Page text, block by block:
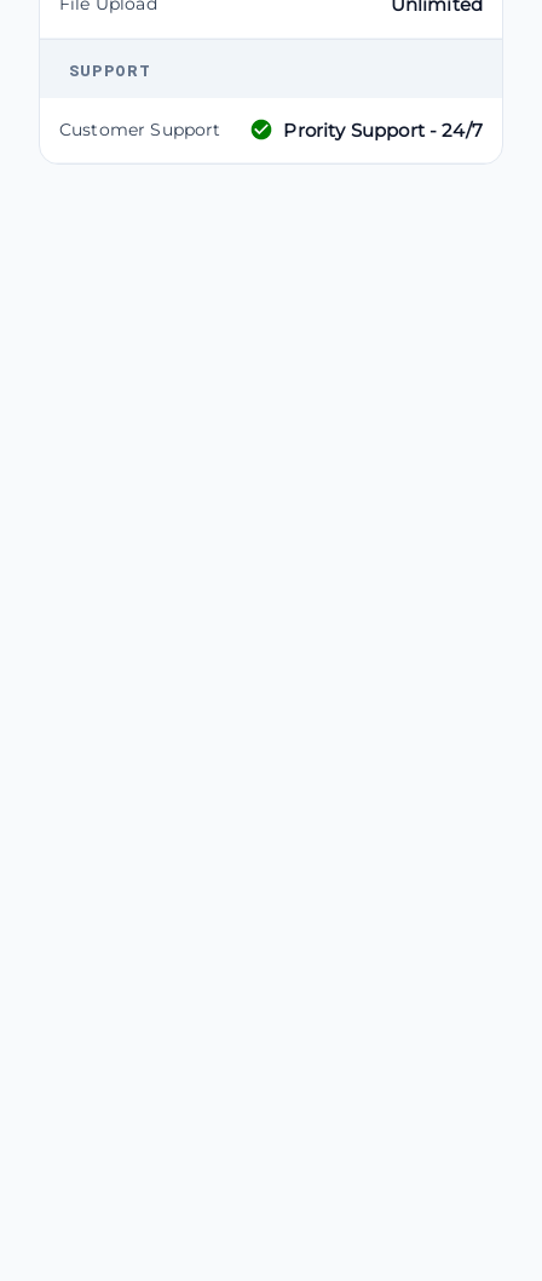
SUPPORT
Customer Support Prority Support - 24/7